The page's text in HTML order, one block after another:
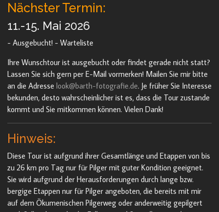
Nächster Termin:
11.-15. Mai 2026
- Ausgebucht! - Warteliste
Ihre Wunschtour ist ausgebucht oder findet gerade nicht statt?
Lassen Sie sich gern per E-Mail vormerken! Mailen Sie mir bitte
an die Adresse look@barth-fotografie.de. Je früher Sie Interesse
bekunden, desto wahrscheinlicher ist es, dass die Tour zustande
kommt und Sie mitkommen können. Vielen Dank!
Hinweis:
Diese Tour ist aufgrund ihrer Gesamtlänge und Etappen von bis
zu 26 km pro Tag nur für Pilger mit guter Kondition geeignet.
Sie wird aufgrund der Herausforderungen durch lange bzw.
bergige Etappen nur für Pilger angeboten, die bereits mit mir
auf dem Ökumenischen Pilgerweg oder anderweitig gepilgert